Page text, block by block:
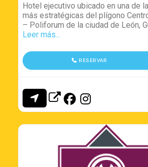
Hotel ejecutivo ubicado en una de
más estratégicas del plígono
– Poliforum de la ciudad de León,
Leer más...
RESERVAR